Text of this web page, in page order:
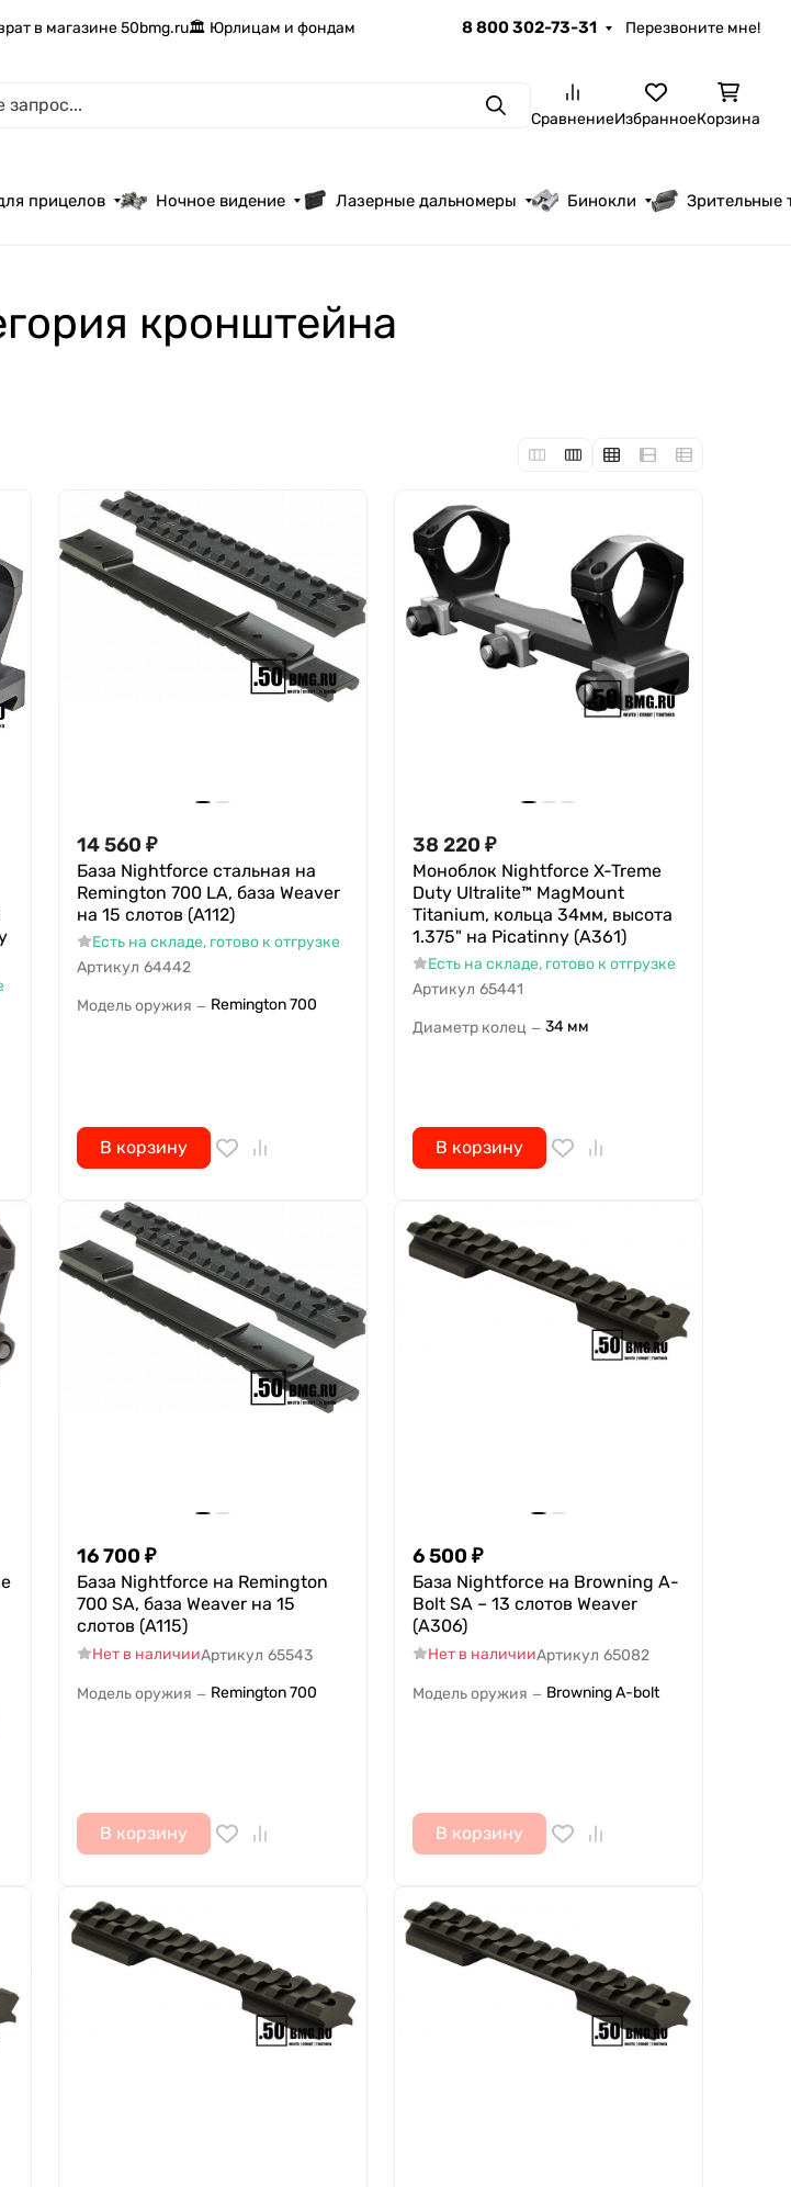
в магазине 50bmg.ru🏛️ Юрлицам и фондам 8 800 302-73-31 Перезвоните мне!
ПоискСравнениеИзбранноеКорзина
прицелов Ночное видение Лазерные дальномеры Бинокли Зрительные
кронштейна
14 560 ₽
База Nightforce стальная на
Remington 700 LA, база Weaver
на 15 слотов (A112)
Есть на складе, готово к отгрузке
Артикул 64442
Модель оружия — Remington 700
В корзину
38 220 ₽
Моноблок Nightforce X-Treme
Duty Ultralite™ MagMount
Titanium, кольца 34мм, высота
1.375" на Picatinny (A361)
Есть на складе, готово к отгрузке
Артикул 65441
Диаметр колец — 34 мм
В корзину
16 700 ₽
База Nightforce на Remington
700 SA, база Weaver на 15
слотов (A115)
Нет в наличииАртикул 65543
Модель оружия — Remington 700
В корзину
6 500 ₽
База Nightforce на Browning A-
Bolt SA – 13 слотов Weaver
(A306)
Нет в наличииАртикул 65082
Модель оружия — Browning A-bolt
В корзину